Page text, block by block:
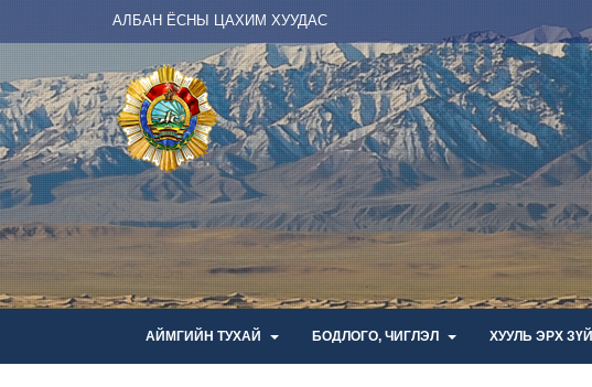
АЛБАН ЁСНЫ ЦАХИМ ХУУДАС
АЙМГИЙН ТУХАЙ БОДЛОГО, ЧИГЛЭЛ ХУУЛЬ ЭРХ ЗҮЙ